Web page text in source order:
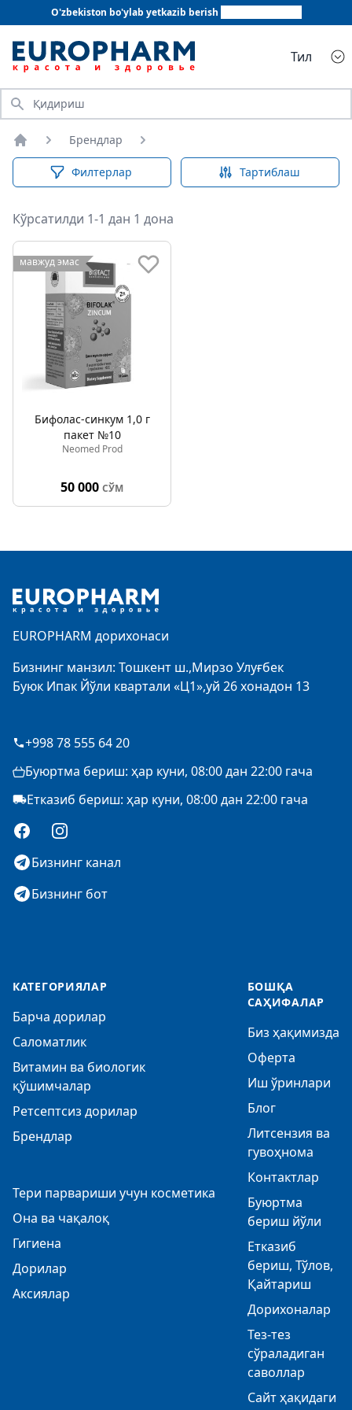
O'zbekiston bo'ylab yetkazib berish
Тил
Қидириш
Бош саҳифа
Брендлар
Филтерлар Тартиблаш
Кўрсатилди 1-1 дан 1 дона
мавжуд эмас
Бифолаc-синкум 1,0 г
пакет №10
Neomed Prod
50 000 СЎМ
EUROPHARM дорихонаси
Бизнинг манзил: Тошкент ш.,Мирзо Улуғбек
Буюк Ипак Йўли квартали «Ц1»,уй 26 хонадон 13
+998 78 555 64 20
Буюртма бериш: ҳар куни, 08:00 дан 22:00 гача
Етказиб бериш: ҳар куни, 08:00 дан 22:00 гача
FacebookInstagram
Бизнинг канал
Бизнинг бот
КАТЕГОРИЯЛАР
Барча дорилар
Саломатлик
Витамин ва биологик
қўшимчалар
Ретсептсиз дорилар
Брендлар
Тери парвариши учун косметика
Она ва чақалоқ
Гигиена
Дорилар
Аксиялар
БОШҚА
САҲИФАЛАР
Биз ҳақимизда
Оферта
Иш ўринлари
Блог
Литсензия ва
гувоҳнома
Контактлар
Буюртма
бериш йўли
Етказиб
бериш, Тўлов,
Қайтариш
Дорихоналар
Тез-тез
сўраладиган
саволлар
Сайт ҳақидаги